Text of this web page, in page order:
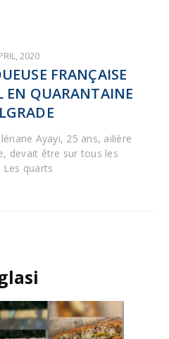
2020
FRANÇAISE
EN QUARANTAINE
Ayayi, 25 ans, ailière
devait être sur tous les
quarts